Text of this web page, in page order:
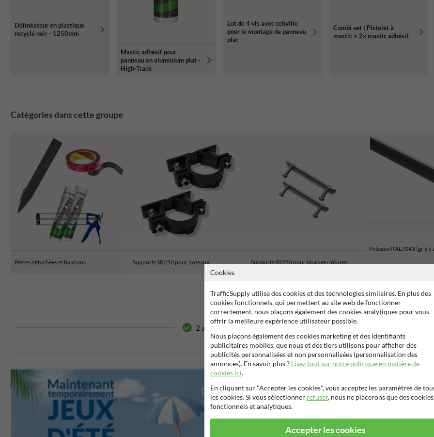
Délinéateur en plastique
recyclé noir - 1250mm
Mastic adhésif pour
panneau en aluminium plat -
High-Track
Lot de 4 vis avec cehville
pour le montage de panneau
plat
Combi set | Pistolet à
mastic + 2x mastic adhésif
Catégories dans cette groupe
Pièces détachées et fixations Supports SB250 pour poteaux Supports SB250 pour murs et clôtures
Poteaux RAL7043 (gris
2 ans de garantie fabricant 99% anti-vandalisme Contrôlé par
Cookies
TrafficSupply utilise des cookies et des technologies similaires. En plus des
cookies fonctionnels, qui permettent au site web de fonctionner
correctement, nous plaçons également des cookies analytiques pour vous
offrir la meilleure expérience utilisateur possible.
Nous plaçons également des cookies marketing et des identifiants
publicitaires mobiles, que nous et des tiers utilisons pour afficher des
publicités personnalisées et non personnalisées (personnalisation des
annonces). En savoir plus ? Lisez tout sur notre politique en matière de
cookies ici.
En cliquant sur "Accepter les cookies", vous acceptez les paramètres de
les cookies. Si vous sélectionner refuser, nous ne placerons que des cookies
fonctionnels et analytiques.
Accepter les cookies